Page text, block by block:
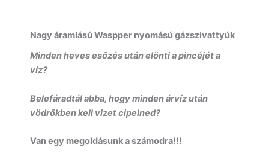
Nagy áramlású Waspper nyomású gázszivattyúk
Minden heves esőzés után elönti a pincéjét a
víz?
Belefáradtál abba, hogy minden árvíz után
vödrökben kell vizet cipelned?
Van egy megoldásunk a számodra!!!